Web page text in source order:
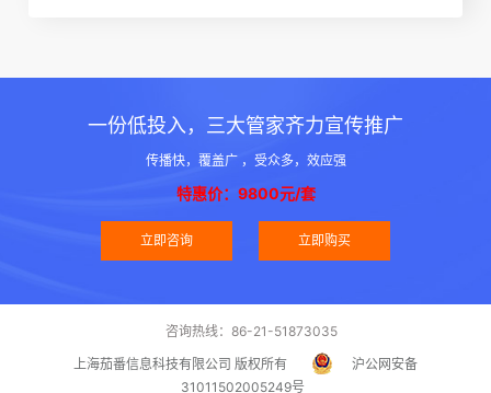
一份低投入，三大管家齐力宣传推广
传播快，覆盖广 ，受众多，效应强
特惠价：9800元/套
立即咨询 立即购买
咨询热线：86-21-51873035
上海茄番信息科技有限公司 版权所有
沪公网安备
31011502005249号